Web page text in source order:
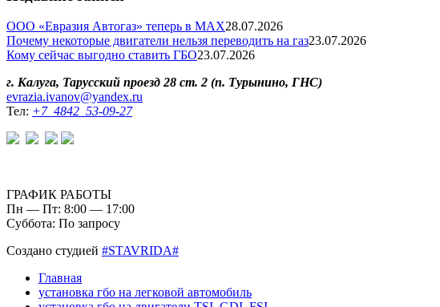
ООО «Евразия Автогаз» теперь в MAX28.07.2026
Почему некоторые двигатели нельзя переводить на газ23.07.2026
Кому сейчас выгодно ставить ГБО23.07.2026
г. Калуга, Тарусский проезд 28 ст. 2 (п. Турынино, ГНС)
evrazia.ivanov@yandex.ru
Тел: +7 4842 53-09-27
ГРАФИК РАБОТЫ
Пн — Пт: 8:00 — 17:00
Суббота: По запросу
Создано студией #STAVRIDA#
Главная
установка гбо на легковой автомобиль